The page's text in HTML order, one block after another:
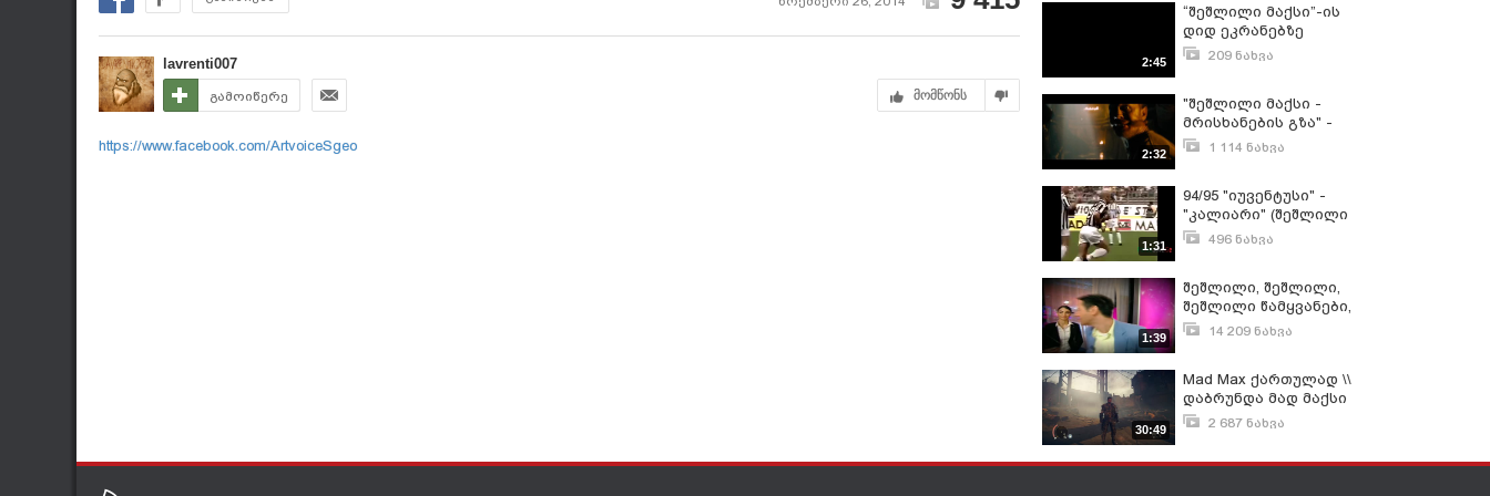
lavrenti007
გამოიწერე მომწონს
https://www.facebook.com/ArtvoiceSgeo
2:45
“შეშლილი მაქსი”-ის
დიდ ეკრანებზე
გამოსვლამდე 1 დღე
209 ნახვა
2:32
"შეშლილი მაქსი -
მრისხანების გზა" -
ფილმი რომელმაც 6
1 114 ნახვა
1:31
94/95 "იუვენტუსი" -
"კალიარი" (შეშლილი
მაქსი)496 ნახვა
1:39
შეშლილი, შეშლილი,
შეშლილი წამყვანები,
აჩიკო და გვანცა.
14 209 ნახვა
30:49
Mad Max ქართულად \\
დაბრუნდა მად მაქსი
ახალი DLC
2 687 ნახვა